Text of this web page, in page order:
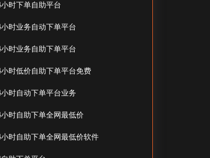
小时下单自助平台
小时业务自动下单平台
小时业务自助下单平台
小时低价自助下单平台免费
小时自动下单平台业务
小时自助下单全网最低价
小时自助下单全网最低价软件